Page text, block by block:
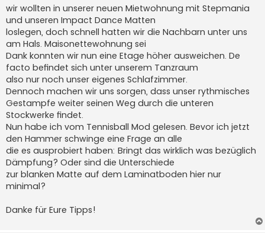
a
g
wir wollten in unserer neuen Mietwohnung mit Stepmania
und unseren Impact Dance Matten
loslegen, doch schnell hatten wir die Nachbarn unter uns
am Hals. Maisonettewohnung sei
Dank konnten wir nun eine Etage höher ausweichen. De
facto befindet sich unter unserem Tanzraum
also nur noch unser eigenes Schlafzimmer.
Dennoch machen wir uns sorgen, dass unser rythmisches
Gestampfe weiter seinen Weg durch die unteren
Stockwerke findet.
Nun habe ich vom Tennisball Mod gelesen. Bevor ich jetzt
den Hammer schwinge eine Frage an alle
die es ausprobiert haben: Bringt das wirklich was bezüglich
Dämpfung? Oder sind die Unterschiede
zur blanken Matte auf dem Laminatboden hier nur
minimal?
Danke für Eure Tipps!